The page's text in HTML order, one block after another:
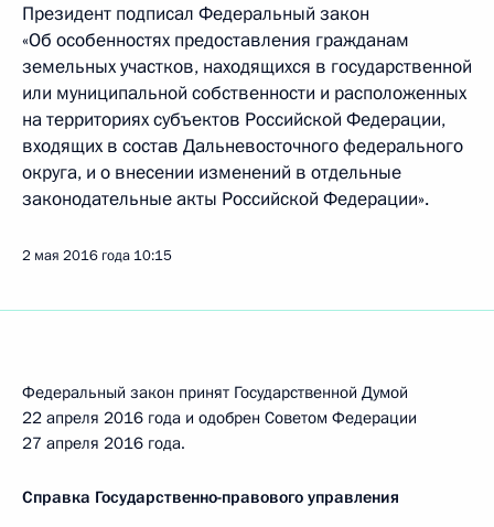
Президент подписал Федеральный закон
«Об особенностях предоставления гражданам
земельных участков, находящихся в государственной
или муниципальной собственности и расположенных
на территориях субъектов Российской Федерации,
входящих в состав Дальневосточного федерального
округа, и о внесении изменений в отдельные
законодательные акты Российской Федерации».
2 мая 2016 года 10:15
Федеральный закон принят Государственной Думой
22 апреля 2016 года и одобрен Советом Федерации
27 апреля 2016 года.
Справка Государственно-правового управления